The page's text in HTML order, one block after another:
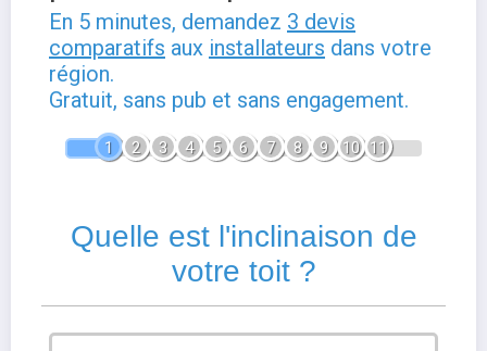
En 5 minutes, demandez 3 devis
comparatifs aux installateurs dans votre
région.
Gratuit, sans pub et sans engagement.
1 2 3 4 5 6 7 8 9 10 11
Quelle est l'inclinaison de
votre toit ?